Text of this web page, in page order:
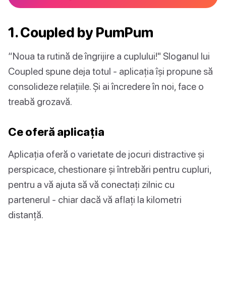
1. Coupled by PumPum
“Noua ta rutină de îngrijire a cuplului!" Sloganul lui
Coupled spune deja totul - aplicația își propune să
consolideze relațiile. Și ai încredere în noi, face o
treabă grozavă.
Ce oferă aplicația
Aplicația oferă o varietate de jocuri distractive și
perspicace, chestionare și întrebări pentru cupluri,
pentru a vă ajuta să vă conectați zilnic cu
partenerul - chiar dacă vă aflați la kilometri
distanță.